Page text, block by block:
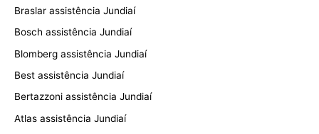
Braslar assistência Jundiaí
Bosch assistência Jundiaí
Blomberg assistência Jundiaí
Best assistência Jundiaí
Bertazzoni assistência Jundiaí
Atlas assistência Jundiaí